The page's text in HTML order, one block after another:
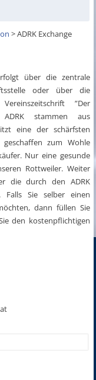
>ADRK Exchange
über die zentrale
oder über die
”Der
stammen aus
eine der schärfsten
zum Wohle
Nur eine gesunde
Rottweiler. Weiter
die durch den ADRK
Sie selber einen
dann füllen Sie
den kostenpflichtigen